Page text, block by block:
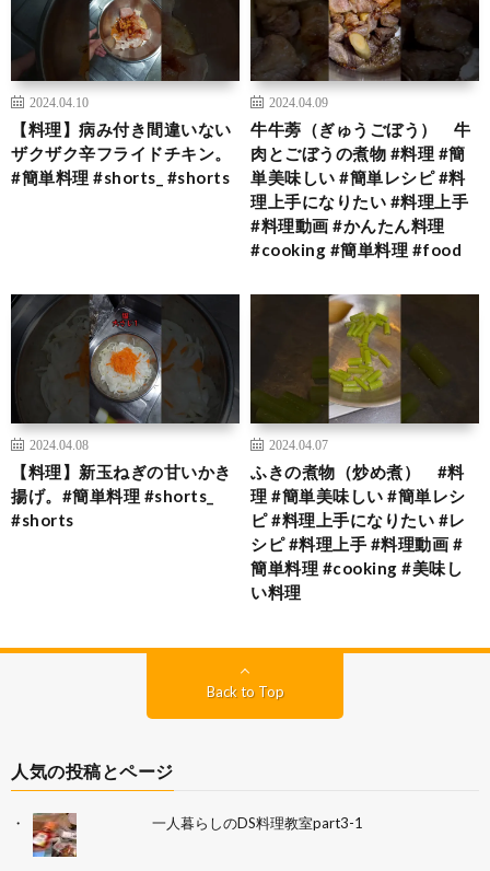
2024.04.10
【料理】病み付き間違いない
ザクザク辛フライドチキン。
#簡単料理 #shorts_ #shorts
2024.04.09
牛牛蒡（ぎゅうごぼう） 牛
肉とごぼうの煮物 #料理 #簡
単美味しい #簡単レシピ #料
理上手になりたい #料理上手
#料理動画 #かんたん料理
#cooking #簡単料理 #food
2024.04.08
【料理】新玉ねぎの甘いかき
揚げ。#簡単料理 #shorts_
#shorts
2024.04.07
ふきの煮物（炒め煮） #料
理 #簡単美味しい #簡単レシ
ピ #料理上手になりたい #レ
シピ #料理上手 #料理動画 #
簡単料理 #cooking #美味し
い料理
Back to Top
人気の投稿とページ
一人暮らしのDS料理教室part3-1